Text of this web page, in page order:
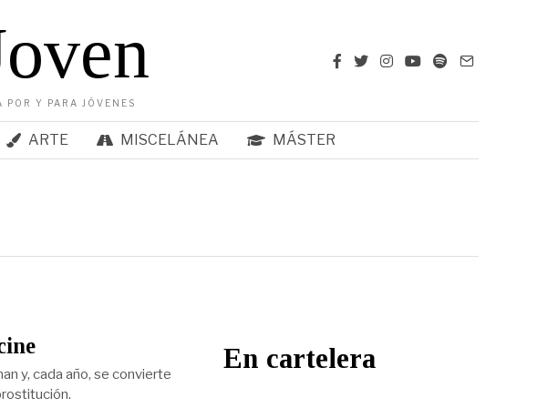
Y PARA JÓVENES
ARTE MISCELÁNEA MÁSTER
y, cada año, se convierte
En cartelera